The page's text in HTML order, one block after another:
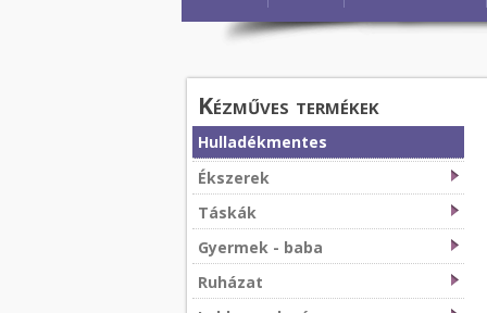
Kézműves termékek
Hulladékmentes
Ékszerek
Táskák
Gyermek - baba
Ruházat